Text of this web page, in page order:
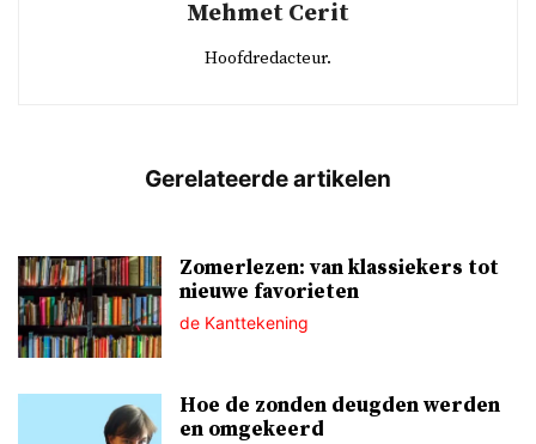
Mehmet Cerit
Hoofdredacteur.
Zomerlezen: van klassiekers tot
nieuwe favorieten
de Kanttekening
Hoe de zonden deugden werden
en omgekeerd